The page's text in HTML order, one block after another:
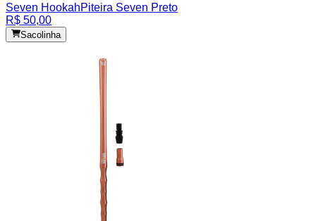
Seven HookahPiteira Seven Preto
R$ 50,00
Sacolinha